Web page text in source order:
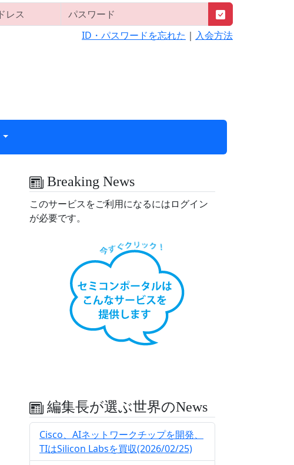
ID・パスワードを忘れた ｜ 入会方法
Breaking News
このサービスをご利用になるにはログイン
が必要です。
編集長が選ぶ世界のNews
Cisco、AIネットワークチップを開発、
TIはSilicon Labsを買収(2026/02/25)